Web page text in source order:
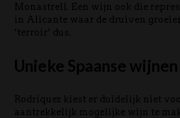
Monastrell. Een wijn ook die
in Alicante waar de druiven
’terroir’ dus.
Unieke Spaanse wijnen
Rodriquez kiest er duidelijk niet
aantrekkelijk mogelijke wijn te